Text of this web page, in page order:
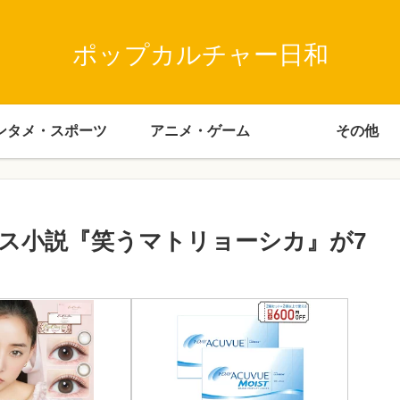
ポップカルチャー日和
タメ・スポーツ アニメ・ゲーム その他
小説『笑うマトリョーシカ』が7